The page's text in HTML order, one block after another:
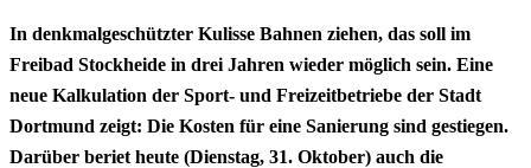
In denkmalgeschützter Kulisse Bahnen ziehen, das soll im
Freibad Stockheide in drei Jahren wieder möglich sein. Eine
neue Kalkulation der Sport- und Freizeitbetriebe der Stadt
Dortmund zeigt: Die Kosten für eine Sanierung sind gestiegen.
Darüber beriet heute (Dienstag, 31. Oktober) auch die